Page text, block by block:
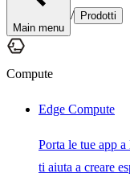
Main menu
/ Prodotti
Compute
Edge Compute
Porta le tue app
ti aiuta a creare